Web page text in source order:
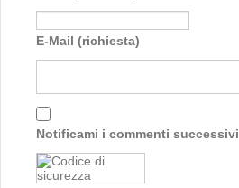
E-Mail (richiesta)
Notificami i commenti successivi